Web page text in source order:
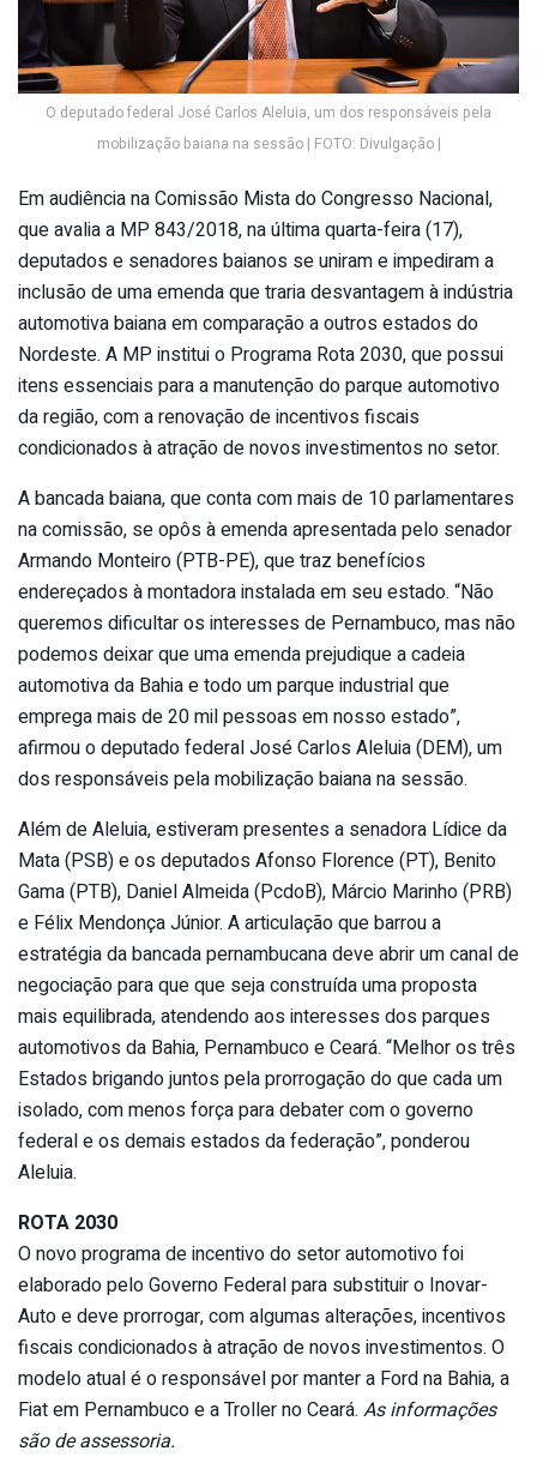
O deputado federal José Carlos Aleluia, um dos responsáveis pela
mobilização baiana na sessão | FOTO: Divulgação |
Em audiência na Comissão Mista do Congresso Nacional,
que avalia a MP 843/2018, na última quarta-feira (17),
deputados e senadores baianos se uniram e impediram a
inclusão de uma emenda que traria desvantagem à indústria
automotiva baiana em comparação a outros estados do
Nordeste. A MP institui o Programa Rota 2030, que possui
itens essenciais para a manutenção do parque automotivo
da região, com a renovação de incentivos fiscais
condicionados à atração de novos investimentos no setor.
A bancada baiana, que conta com mais de 10 parlamentares
na comissão, se opôs à emenda apresentada pelo senador
Armando Monteiro (PTB-PE), que traz benefícios
endereçados à montadora instalada em seu estado. “Não
queremos dificultar os interesses de Pernambuco, mas não
podemos deixar que uma emenda prejudique a cadeia
automotiva da Bahia e todo um parque industrial que
emprega mais de 20 mil pessoas em nosso estado”,
afirmou o deputado federal José Carlos Aleluia (DEM), um
dos responsáveis pela mobilização baiana na sessão.
Além de Aleluia, estiveram presentes a senadora Lídice da
Mata (PSB) e os deputados Afonso Florence (PT), Benito
Gama (PTB), Daniel Almeida (PcdoB), Márcio Marinho (PRB)
e Félix Mendonça Júnior. A articulação que barrou a
estratégia da bancada pernambucana deve abrir um canal de
negociação para que que seja construída uma proposta
mais equilibrada, atendendo aos interesses dos parques
automotivos da Bahia, Pernambuco e Ceará. “Melhor os três
Estados brigando juntos pela prorrogação do que cada um
isolado, com menos força para debater com o governo
federal e os demais estados da federação”, ponderou
Aleluia.
ROTA 2030
O novo programa de incentivo do setor automotivo foi
elaborado pelo Governo Federal para substituir o Inovar-
Auto e deve prorrogar, com algumas alterações, incentivos
fiscais condicionados à atração de novos investimentos. O
modelo atual é o responsável por manter a Ford na Bahia, a
Fiat em Pernambuco e a Troller no Ceará. As informações
são de assessoria.